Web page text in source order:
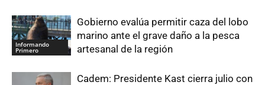
Informando
Primero
Gobierno evalúa permitir caza del lobo
marino ante el grave daño a la pesca
artesanal de la región
Cadem: Presidente Kast cierra julio con